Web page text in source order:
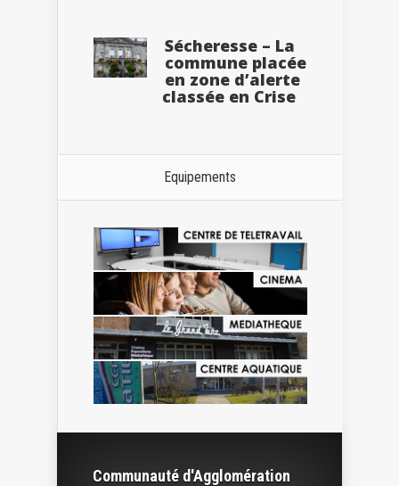
Sécheresse – La
commune placée
en zone d’alerte
classée en Crise
Equipements
Communauté d'Agglomération